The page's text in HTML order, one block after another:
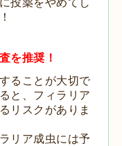
投薬をやめてし
を推奨！
ることが大切で
と、フィラリア
リスクがありま
リア成虫には予